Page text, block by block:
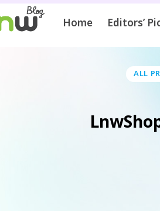
Home Editors’
ALL